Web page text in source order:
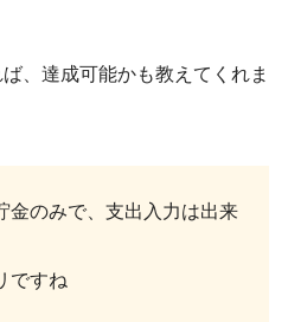
、達成可能かも教えてくれま
金のみで、支出入力は出来
ですね